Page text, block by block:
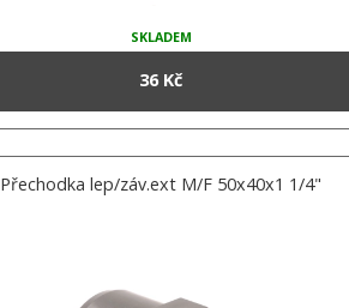
SKLADEM
36 Kč
Přechodka lep/záv.ext M/F 50x40x1 1/4"